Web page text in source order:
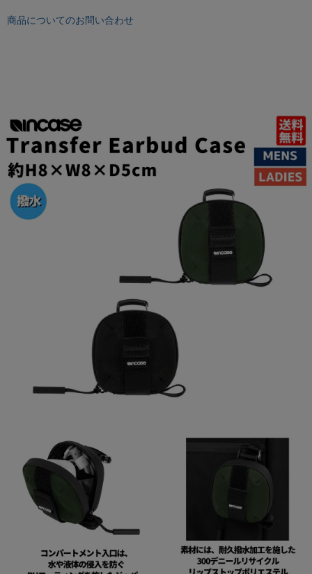
インフィット INFIT
スポーツマリオTOP
ベースボールマリオ（野球商品）
プロテイン・サプリメントまとめ買い
スタッフコーディネート
スタッフブログ
商品についてのお問い合わせ